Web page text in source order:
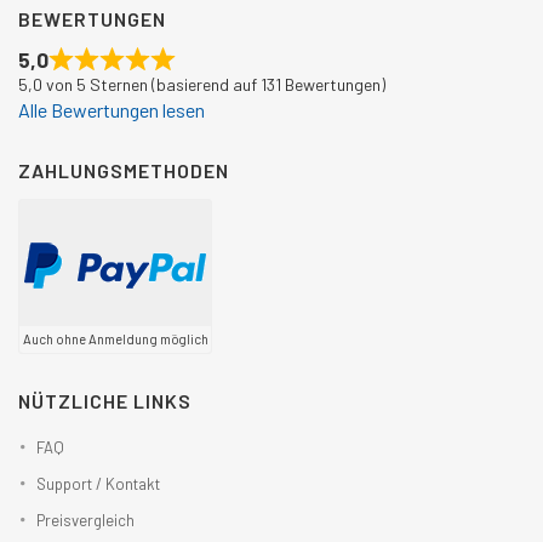
BEWERTUNGEN
5,0
5,0 von 5 Sternen (basierend auf 131 Bewertungen)
Alle Bewertungen lesen
ZAHLUNGSMETHODEN
Auch ohne Anmeldung möglich
NÜTZLICHE LINKS
FAQ
Support / Kontakt
Preisvergleich